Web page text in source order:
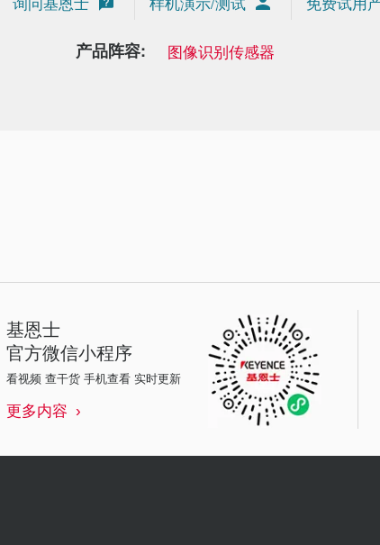
产品阵容: 图像识别传感器
基恩士
官方微信小程序
看视频 查干货 手机查看 实时更新
更多内容